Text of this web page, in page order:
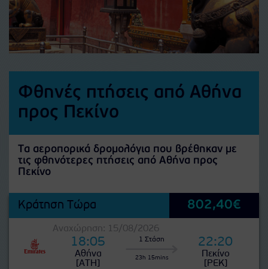
Φθηνές πτήσεις από Αθήνα
προς Πεκίνο
Τα αεροπορικά δρομολόγια που βρέθηκαν με
τις φθηνότερες πτήσεις από Αθήνα προς
Πεκίνο
Κράτηση Τώρα 802,40€
Αναχώρηση: 15/08/2026
18:05
Αθήνα
[ATH]
1 Στάση
23h 15mins
22:20
Πεκίνο
[PEK]